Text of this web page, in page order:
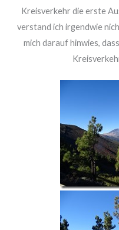
Kreisverkehr die erste
verstand ich irgendwie
mich darauf hinwies,